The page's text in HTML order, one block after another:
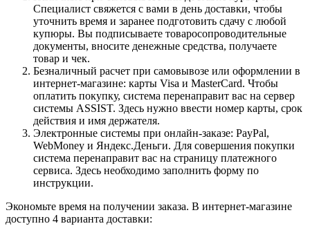
Специалист свяжется с вами в день доставки, чтобы
уточнить время и заранее подготовить сдачу с любой
купюры. Вы подписываете товаросопроводительные
документы, вносите денежные средства, получаете
товар и чек.
Безналичный расчет при самовывозе или оформлении в
интернет-магазине: карты Visa и MasterCard. Чтобы
оплатить покупку, система перенаправит вас на сервер
системы ASSIST. Здесь нужно ввести номер карты, срок
действия и имя держателя.
Электронные системы при онлайн-заказе: PayPal,
WebMoney и Яндекс.Деньги. Для совершения покупки
система перенаправит вас на страницу платежного
сервиса. Здесь необходимо заполнить форму по
инструкции.
Экономьте время на получении заказа. В интернет-магазине
доступно 4 варианта доставки: